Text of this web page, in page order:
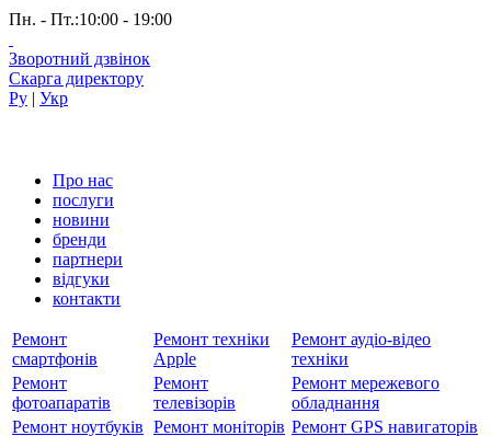
Пн. - Пт.:10:00 - 19:00
Зворотний дзвінок
Скарга директору
Ру | Укр
Про нас
послуги
новини
бренди
партнери
вiдгуки
контакти
Ремонт
смартфонів
Ремонт техніки
Apple
Ремонт аудіо-відео
техніки
Ремонт
фотоапаратів
Ремонт
телевізорів
Ремонт мережевого
обладнання
Ремонт ноутбуків Ремонт моніторів Ремонт GPS навигаторів